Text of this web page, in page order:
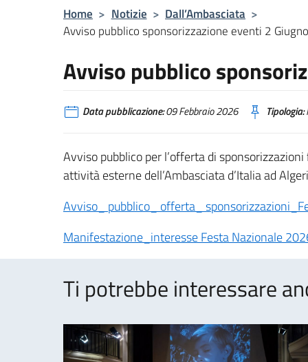
Home > Notizie > Dall’Ambasciata >
Avviso pubblico sponsorizzazione eventi 2
Avviso pubblico
Data pubblicazione:09 Febbraio 2026 Tipologia:
Avviso pubblico per l’offerta di
attività esterne dell’Ambasciata d’Italia ad
Avviso_ pubblico_ offerta_
Manifestazione_interesse Festa Nazionale
Ti potrebbe interessare